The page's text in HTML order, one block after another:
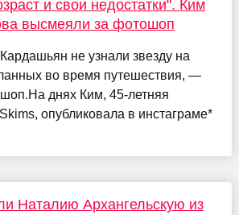
и свои недостатки". Ким
высмеяли за фотошоп
не узнали звезду на
во время путешествия, —
днях Ким, 45-летняя
опубликовала в инстаграме*
Наталию Архангельскую из